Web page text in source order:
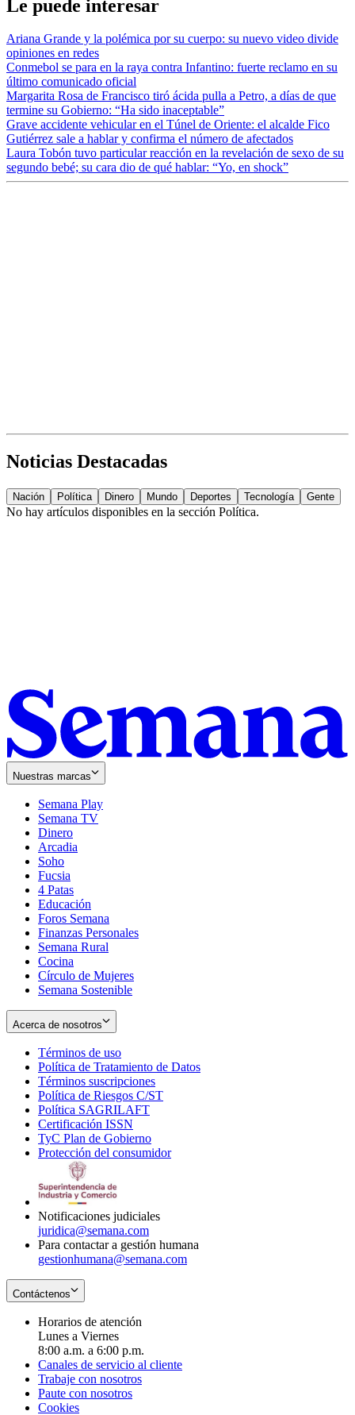
Le puede interesar
Ariana Grande y la polémica por su cuerpo: su nuevo video divide
opiniones en redes
Conmebol se para en la raya contra Infantino: fuerte reclamo en su
último comunicado oficial
Margarita Rosa de Francisco tiró ácida pulla a Petro, a días de que
termine su Gobierno: “Ha sido inaceptable”
Grave accidente vehicular en el Túnel de Oriente: el alcalde Fico
Gutiérrez sale a hablar y confirma el número de afectados
Laura Tobón tuvo particular reacción en la revelación de sexo de su
segundo bebé; su cara dio de qué hablar: “Yo, en shock”
Noticias Destacadas
Nación Política Dinero Mundo Deportes Tecnología Gente
No hay artículos disponibles en la sección Política.
Nuestras marcas
Semana Play
Semana TV
Dinero
Arcadia
Soho
in
new
window
Fucsia
in
new
window
4 Patas
Educación
Foros Semana
Finanzas Personales
Semana Rural
Cocina
Círculo de Mujeres
Semana Sostenible
Acerca de nosotros
Términos de uso
in
new
window
Política de Tratamiento de Datos
Términos suscripciones
in
Política de Riesgos C/ST
Política SAGRILAFT
new
window
Certificación ISSN
in
new
TyC Plan de Gobierno
in
Protección del consumidorOpens
Notificaciones judiciales
juridica@semana.com
Para contactar a gestión humana
gestionhumana@semana.com
Contáctenos
Horarios de atención
Lunes a Viernes
8:00 a.m. a 6:00 p.m.
Canales de servicio al cliente
Trabaje con nosotros
Paute con nosotros
Cookies